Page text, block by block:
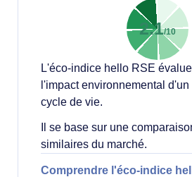
2.1/10
L'éco-indice hello RSE
l'impact environnemental
cycle de vie.
Il se base sur une
similaires du marché.
Comprendre l'éco-indice